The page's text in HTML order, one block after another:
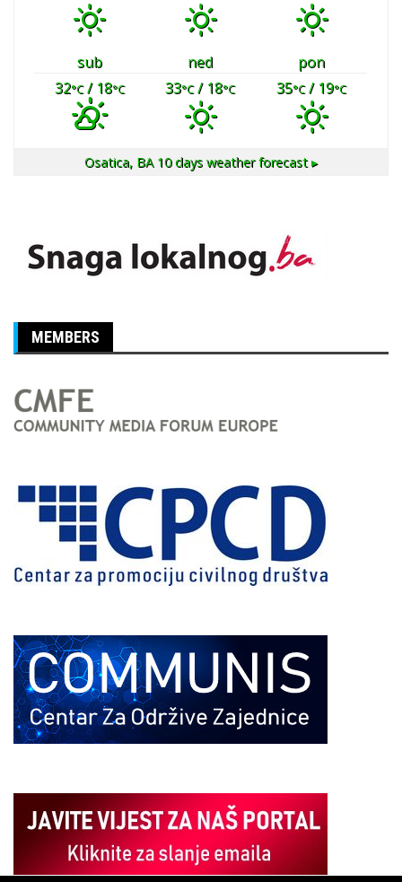
sub ned
pon
32°C/ 18°C 33°C/ 18°C 35°C/ 19°C
Osatica, BA10 days weather forecast ▸
MEMBERS